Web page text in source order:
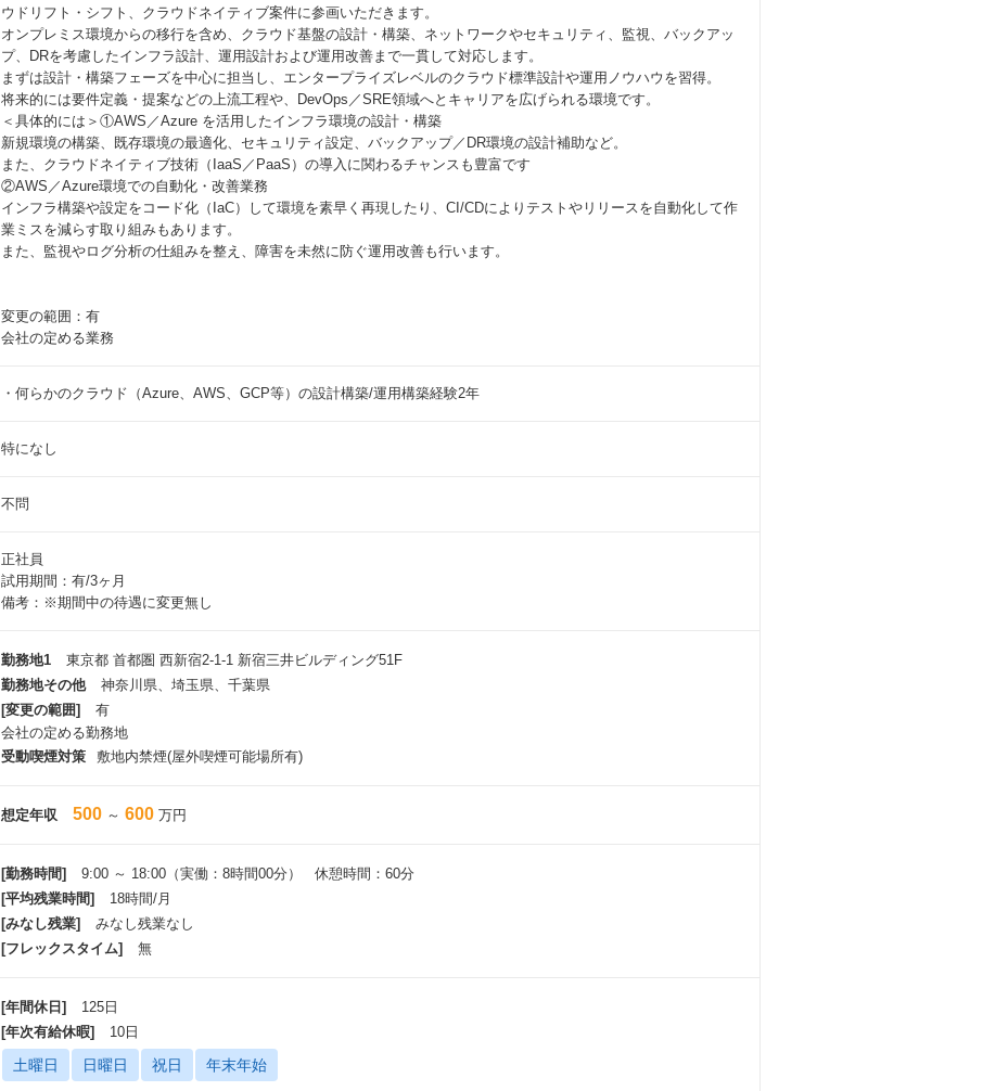
ウドリフト・シフト、クラウドネイティブ案件に参画いただきます。
オンプレミス環境からの移行を含め、クラウド基盤の設計・構築、ネットワークやセキュリティ、監視、バックアッ
プ、DRを考慮したインフラ設計、運用設計および運用改善まで一貫して対応します。
まずは設計・構築フェーズを中心に担当し、エンタープライズレベルのクラウド標準設計や運用ノウハウを習得。
将来的には要件定義・提案などの上流工程や、DevOps／SRE領域へとキャリアを広げられる環境です。
＜具体的には＞①AWS／Azure を活用したインフラ環境の設計・構築
新規環境の構築、既存環境の最適化、セキュリティ設定、バックアップ／DR環境の設計補助など。
また、クラウドネイティブ技術（IaaS／PaaS）の導入に関わるチャンスも豊富です
②AWS／Azure環境での自動化・改善業務
インフラ構築や設定をコード化（IaC）して環境を素早く再現したり、CI/CDによりテストやリリースを自動化して作
業ミスを減らす取り組みもあります。
また、監視やログ分析の仕組みを整え、障害を未然に防ぐ運用改善も行います。
変更の範囲：有
会社の定める業務
・何らかのクラウド（Azure、AWS、GCP等）の設計構築/運用構築経験2年
特になし
不問
正社員
試用期間：有/3ヶ月
備考：※期間中の待遇に変更無し
勤務地1
東京都 首都圏 西新宿2-1-1 新宿三井ビルディング51F
勤務地その他
神奈川県、埼玉県、千葉県
[変更の範囲]
有
会社の定める勤務地
受動喫煙対策
敷地内禁煙(屋外喫煙可能場所有)
想定年収 500 ～ 600 万円
[勤務時間]
9:00 ～ 18:00（実働：8時間00分） 休憩時間：60分
[平均残業時間]
18時間/月
[みなし残業]
みなし残業なし
[フレックスタイム]
無
[年間休日]
125日
[年次有給休暇]
10日
土曜日 日曜日 祝日 年末年始